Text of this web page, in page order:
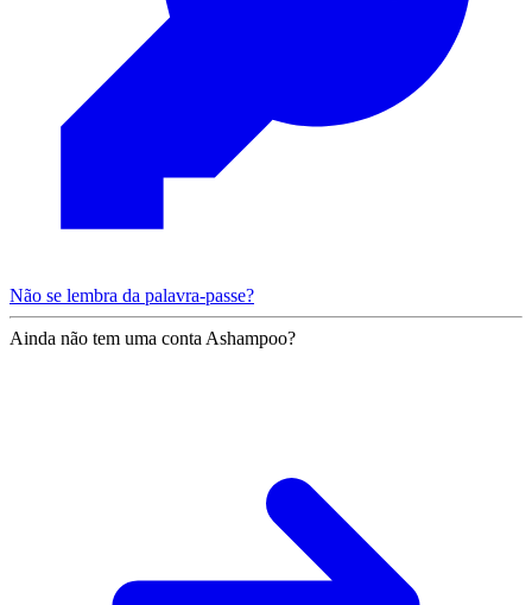
Não se lembra da palavra-passe?
Ainda não tem uma conta Ashampoo?